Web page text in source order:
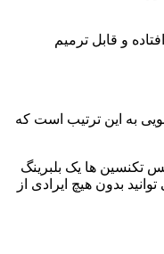
و قابل ترمیم
به این ترتیب است که
تکنسین ها یک بلبرینگ
بدون هیچ ایرادی از